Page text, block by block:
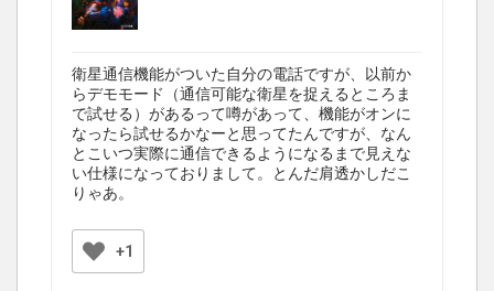
衛星通信機能がついた自分の電話ですが、以前か
らデモモード（通信可能な衛星を捉えるところま
で試せる）があるって噂があって、機能がオンに
なったら試せるかなーと思ってたんですが、なん
とこいつ実際に通信できるようになるまで見えな
い仕様になっておりまして。とんだ肩透かしだこ
りゃあ。
+1